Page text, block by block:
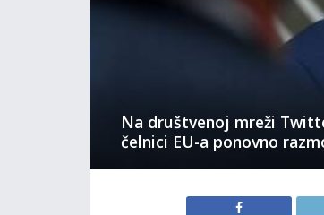
Na društvenoj mreži
čelnici EU-a ponovno